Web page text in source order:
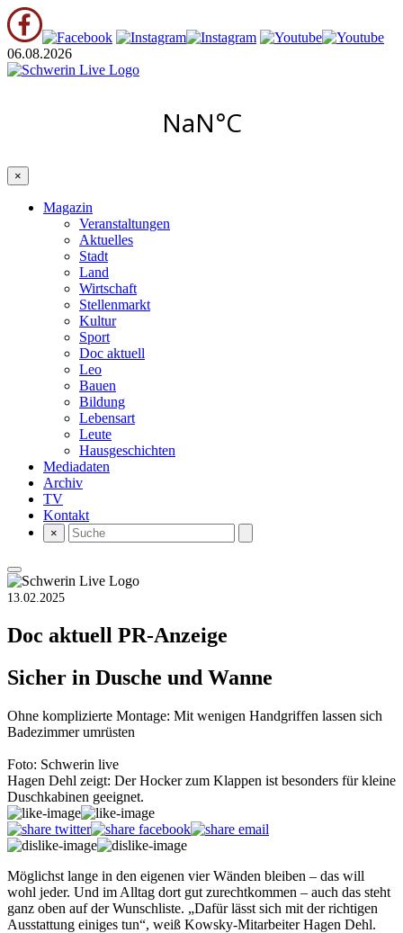
06.08.2026
×
Magazin
Veranstaltungen
Aktuelles
Stadt
Land
Wirtschaft
Stellenmarkt
Kultur
Sport
Doc aktuell
Leo
Bauen
Bildung
Lebensart
Leute
Hausgeschichten
Mediadaten
Archiv
TV
Kontakt
×
13.02.2025
Doc aktuell PR-Anzeige
Sicher in Dusche und Wanne
Ohne komplizierte Montage: Mit wenigen Handgriffen lassen sich
Badezimmer umrüsten
Foto: Schwerin live
Hagen Dehl zeigt: Der Hocker zum Klappen ist besonders für kleine
Duschkabinen geeignet.
Möglichst lange in den eigenen vier Wänden bleiben – das will
wohl jeder. Und im Alltag dort gut zurechtkommen – auch das steht
ganz oben auf der Wunschliste. „Dafür lässt sich mit der richtigen
Ausstattung einiges tun“, weiß Kowsky-Mitarbeiter Hagen Dehl.